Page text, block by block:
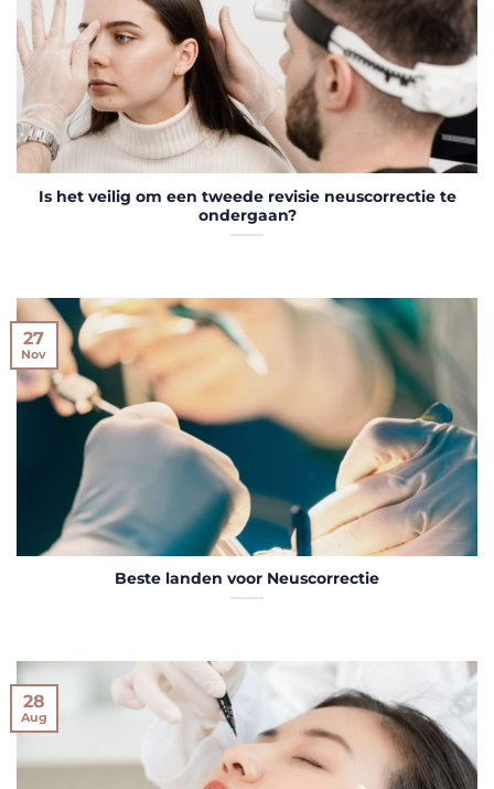
Is het veilig om een tweede revisie neuscorrectie te
ondergaan?
Beste landen voor Neuscorrectie
27
Nov
28
Aug